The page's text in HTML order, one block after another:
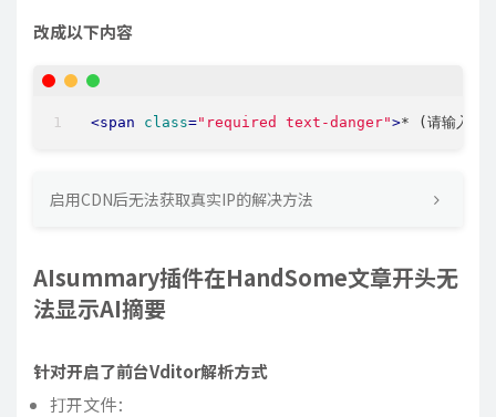
改成以下内容
<span class="required text-danger">* (请输入真
启用CDN后无法获取真实IP的解决方法
AIsummary插件在HandSome文章开头无
法显示AI摘要
针对开启了前台Vditor解析方式
打开文件：